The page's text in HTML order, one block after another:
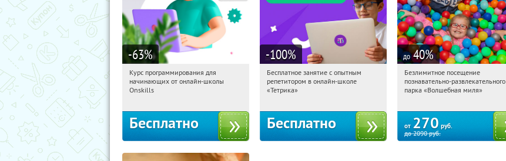
-63%
00:35:09 Получили:
Россия
Курс программирования для
начинающих от онлайн-школы
Onskills
Бесплатно
-100%
00:35:09 Получили:
Москва, Россия
Бесплатное занятие с опытным
репетитором в онлайн-школе
«Тетрика»
Бесплатно
до 40%
00:35:09 Купили:
Проспект Просвещения
Безлимитное посещение
познавательно-развлекательного
парка «Волшебная миля»
от 270 руб.
до2090руб.